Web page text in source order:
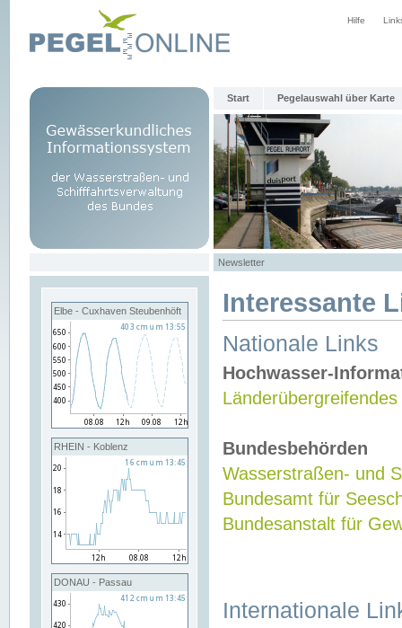
Hilfe
Start Pegelauswahl über Karte
Newsletter
Elbe - Cuxhaven Steubenhöft
RHEIN - Koblenz
DONAU - Passau
Interessante
Nationale Links
Hochwasser-
Bundesbehörden
Wasserstraßen- und
Bundesamt für
Bundesanstalt für
Internationale